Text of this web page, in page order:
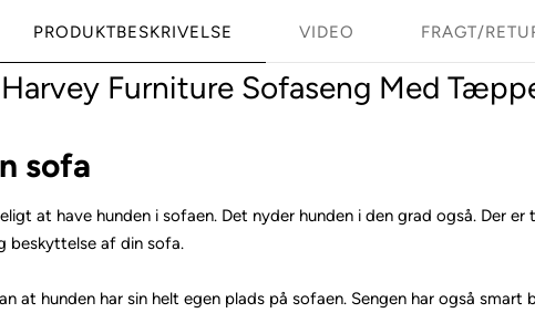
PRODUKTBESKRIVELSE VIDEO FRAGT/
Furniture Sofaseng Med
sofa
at have hunden i sofaen. Det nyder hunden i den grad også. Der
beskyttelse af din sofa.
at hunden har sin helt egen plads på sofaen. Sengen har også